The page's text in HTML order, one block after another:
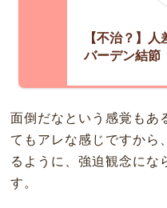
【不治？】
バーデン結節
面倒だなという感覚もあ
てもアレな感じですから
るように、強迫観念にな
す。